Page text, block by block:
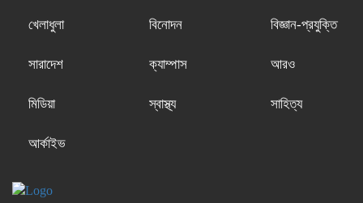
খেলাধুলা বিনোদন বিজ্ঞান-প্রযুক্তি
সারাদেশ ক্যাম্পাস আরও
মিডিয়া স্বাস্থ্য সাহিত্য
আর্কাইভ